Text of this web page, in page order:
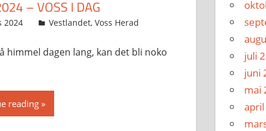
– VOSS I DAG
2024 Svein
Vestlandet,Voss Herad
himmel dagen lang, kan det bli noko
reading
juli
juni
mai